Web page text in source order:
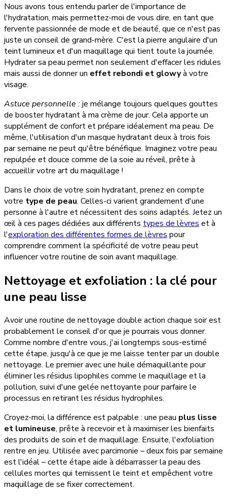
Nous avons tous entendu parler de l'importance de
l'hydratation, mais permettez-moi de vous dire, en tant que
fervente passionnée de mode et de beauté, que ce n'est pas
juste un conseil de grand-mère. C'est la pierre angulaire d'un
teint lumineux et d'un maquillage qui tient toute la journée.
Hydrater sa peau permet non seulement d'effacer les ridules
mais aussi de donner un effet rebondi et glowyà votre
visage.
Astuce personnelle :je mélange toujours quelques gouttes
de booster hydratant à ma crème de jour. Cela apporte un
supplément de confort et prépare idéalement ma peau. De
même, l'utilisation d'un masque hydratant deux à trois fois
par semaine ne peut qu'être bénéfique. Imaginez votre peau
repulpée et douce comme de la soie au réveil, prête à
accueillir votre art du maquillage !
Dans le choix de votre soin hydratant, prenez en compte
votre type de peau. Celles-ci varient grandement d'une
personne à l'autre et nécessitent des soins adaptés. Jetez un
œil à ces pages dédiées aux différents types de lèvres et à
l'exploration des différentes formes de lèvres pour
comprendre comment la spécificité de votre peau peut
influencer votre routine de soin avant maquillage.
Nettoyage et exfoliation : la clé pour
une peau lisse
Avoir une routine de nettoyage double action chaque soir est
probablement le conseil d'or que je pourrais vous donner.
Comme nombre d'entre vous, j'ai longtemps sous-estimé
cette étape, jusqu'à ce que je me laisse tenter par un double
nettoyage. Le premier avec une huile démaquillante pour
éliminer les résidus lipophiles comme le maquillage et la
pollution, suivi d'une gelée nettoyante pour parfaire le
processus en retirant les résidus hydrophiles.
Croyez-moi, la différence est palpable : une peau plus lisse
et lumineuse, prête à recevoir et à maximiser les bienfaits
des produits de soin et de maquillage. Ensuite, l'exfoliation
rentre en jeu. Utilisée avec parcimonie – deux fois par semaine
est l'idéal – cette étape aide à débarrasser la peau des
cellules mortes qui ternissent le teint et empêchent votre
maquillage de se fixer correctement.